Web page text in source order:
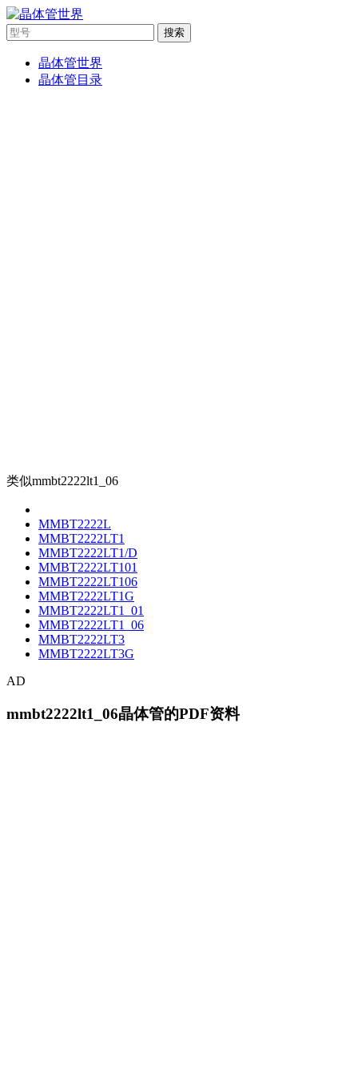
搜索
晶体管世界
晶体管目录
类似mmbt2222lt1_06
MMBT2222L
MMBT2222LT1
MMBT2222LT1/D
MMBT2222LT101
MMBT2222LT106
MMBT2222LT1G
MMBT2222LT1_01
MMBT2222LT1_06
MMBT2222LT3
MMBT2222LT3G
AD
mmbt2222lt1_06晶体管的PDF资料